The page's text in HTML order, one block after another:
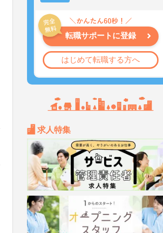
転職サポートに登録
はじめて転職する方へ
求人特集